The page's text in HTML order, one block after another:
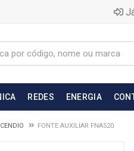
REDES ENERGIA
FONTE AUXILIAR FNA520